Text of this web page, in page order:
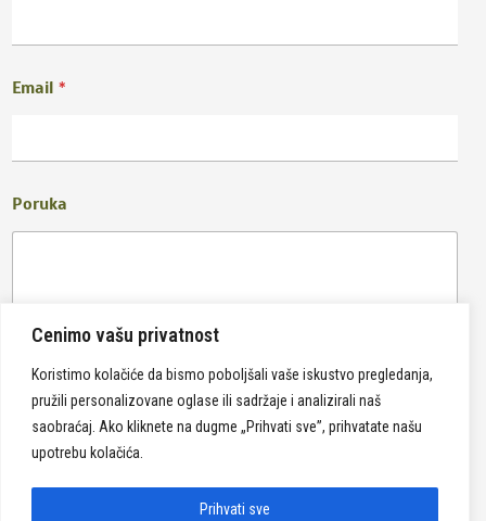
Cenimo vašu privatnost
Koristimo kolačiće da bismo poboljšali vaše iskustvo pregledanja,
pružili personalizovane oglase ili sadržaje i analizirali naš
saobraćaj. Ako kliknete na dugme „Prihvati sve”, prihvatate našu
upotrebu kolačića.
Prihvati sve
Email *
Poruka
Pošalji